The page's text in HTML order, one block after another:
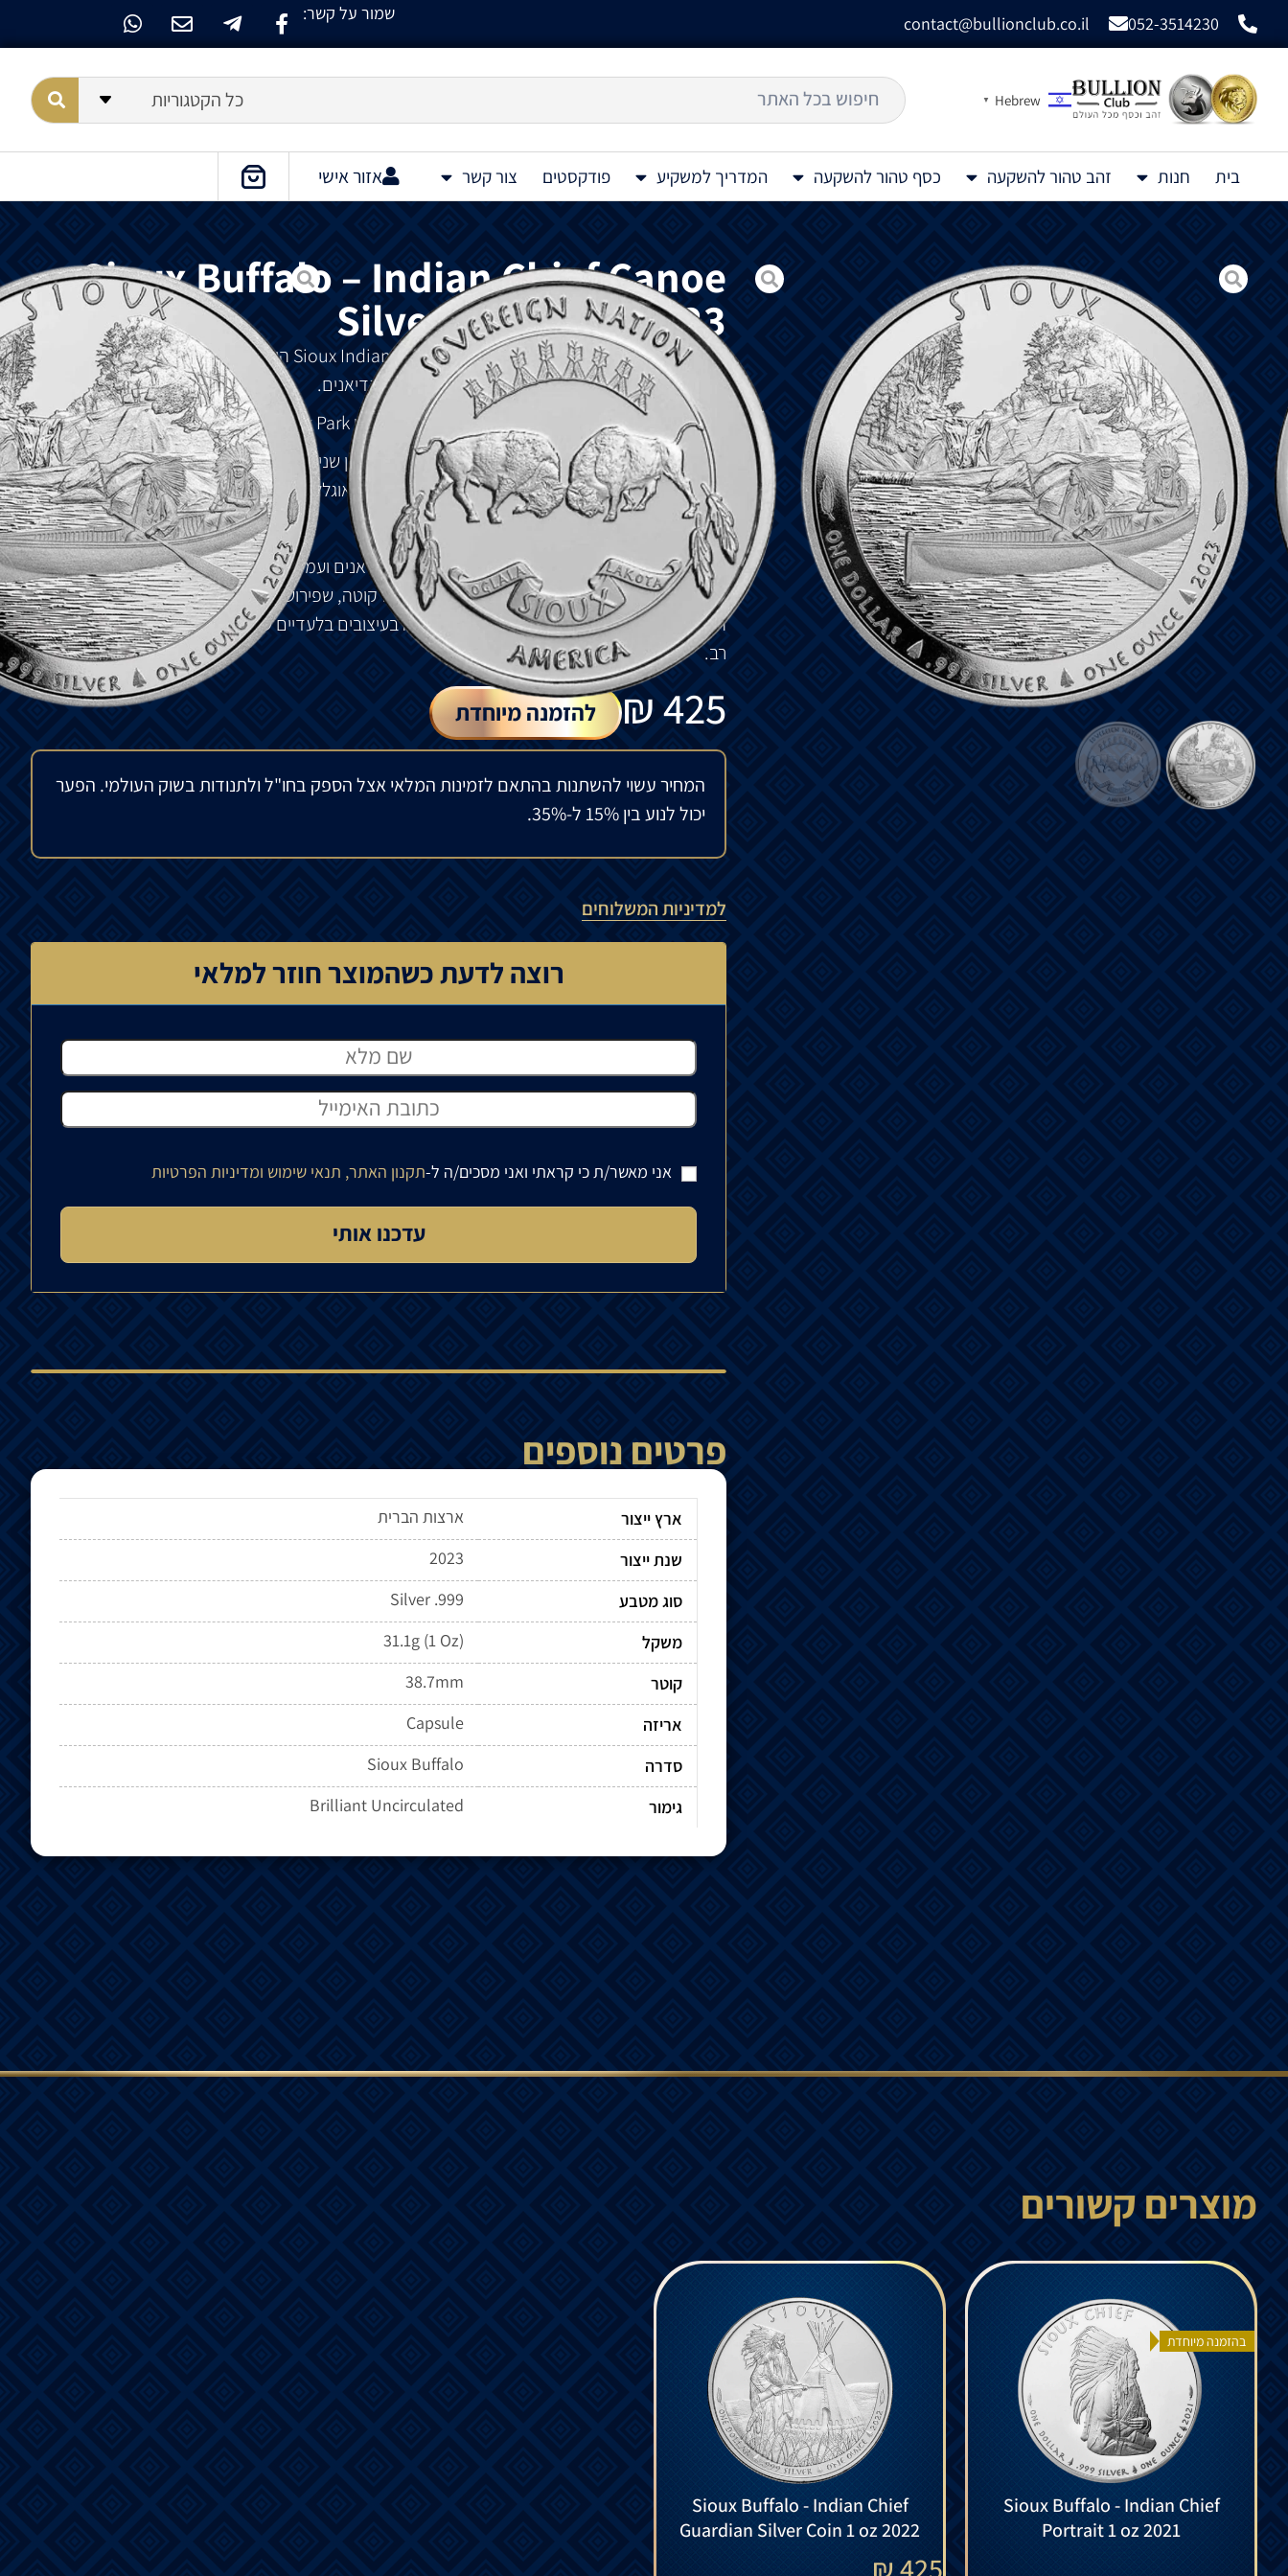
052-3514230
contact@bullionclub.co.il שמור על קשר:
Hebrew
▼ כל הקטגוריות
בית חנות זהב טהור להשקעה כסף טהור להשקעה המדריך למשקיע פודקסטים צור קשר אזור אישי
Sioux Buffalo – Indian Chief Canoe
Silver Coin 1 Oz 2023
מטבעכסףאינדיאני זהSioux Indian Chief Canoe 1 oz 2023 הואהמהדורההשישיתבסדרת
באפלוהמייצג אתההיסטוריהוהתרבותשלשבטיםאינדיאנים.
חזיתהמטבע מציג חותרים בקאנו מפלי צפוןקרוליינה.
גב
המטבעמציגמגןמלחמההודימהמאהה -19. המגן שניתאואיםמתנגשיםבקרבוכןטפיוכרזהעם
שם השבט.שמונתהטפיוניםמייצגיםאתמחוזות שמורת אוגללה סיו
סדרתSioux Bullion
אומתהסיוהגדולהמורכבת מקבוצות שלשבטיםאינדיאנים ועמיעמים ראשוניםבצפוןאמריקה.השבטים
מורכביםברובםמשתיקבוצותהשפה,הלאקוטה והדקוטה,שפירושה"בעליהברית".תחילתהשלהסדרה
הפופולרית
הזוהחלהבשנת2015, והיא ממשיכהבעיצוביםבלעדייםשלסיו המייצגיםאתהשבטיםבכבוד
רב.
425
₪ להזמנה מיוחדת
המחיר עשוי להשתנות בהתאם לזמינות המלאי אצל הספק בחו"ל ולתנודות בשוק העולמי. הפער
יכול לנוע בין 15% ל-35%.
למדיניות המשלוחים
רוצה לדעת כשהמוצר חוזר למלאי
אני מאשר/ת כי קראתי ואני מסכים/ה ל-תקנון האתר, תנאי שימוש ומדיניות הפרטיות
פרטים נוספים
ארץ ייצור
ארצות הברית
שנת ייצור
2023
סוג מטבע
Silver .999
משקל
31.1g (1 Oz)
קוטר
38.7mm
אריזה
Capsule
סדרה
Sioux Buffalo
גימור
Brilliant Uncirculated
מוצרים קשורים
בהזמנה מיוחדת
Sioux Buffalo - Indian Chief
Portrait 1 oz 2021
Sioux Buffalo - Indian Chief
Guardian Silver Coin 1 oz 2022